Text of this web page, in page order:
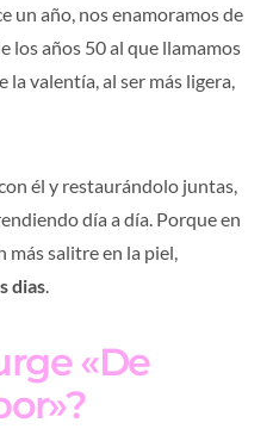
un año, nos enamoramos de
los años 50 al que llamamos
la valentía, al ser más ligera,
él y restaurándolo juntas,
día a día. Porque en
más salitre en la piel,
dias.
«De